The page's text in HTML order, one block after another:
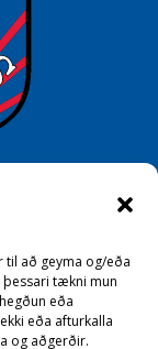
til að geyma og/eða
tækni mun
eða
eða afturkalla
og aðgerðir.